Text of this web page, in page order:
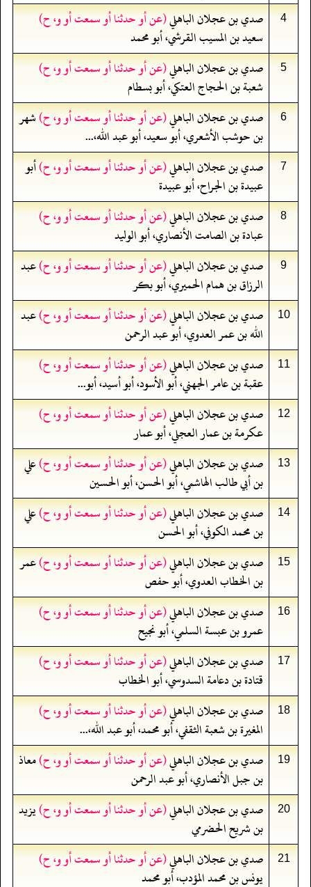
4 صدي بن عجلان الباهلي(عن أو حدثنا أو سمعت أو و، ح)
سعيد بن المسيب القرشي، أبو محمد
5 صدي بن عجلان الباهلي(عن أو حدثنا أو سمعت أو و، ح)
شعبة بن الحجاج العتكي، أبو بسطام
6 صدي بن عجلان الباهلي(عن أو حدثنا أو سمعت أو و، ح)شهر
بن حوشب الأشعري، أبو سعيد، أبو عبد الله،...
7 صدي بن عجلان الباهلي(عن أو حدثنا أو سمعت أو و، ح)أبو
عبيدة بن الجراح، أبو عبيدة
8 صدي بن عجلان الباهلي(عن أو حدثنا أو سمعت أو و، ح)
عبادة بن الصامت الأنصاري، أبو الوليد
9 صدي بن عجلان الباهلي(عن أو حدثنا أو سمعت أو و، ح)عبد
الرزاق بن همام الحميري، أبو بكر
10 صدي بن عجلان الباهلي(عن أو حدثنا أو سمعت أو و، ح)عبد
الله بن عمر العدوي، أبو عبد الرحمن
11 صدي بن عجلان الباهلي(عن أو حدثنا أو سمعت أو و، ح)
عقبة بن عامر الجهني، أبو الأسود، أبو أسيد، أبو...
12 صدي بن عجلان الباهلي(عن أو حدثنا أو سمعت أو و، ح)
عكرمة بن عمار العجلي، أبو عمار
13 صدي بن عجلان الباهلي(عن أو حدثنا أو سمعت أو و، ح)علي
بن أبي طالب الهاشمي، أبو الحسن، أبو الحسين
14 صدي بن عجلان الباهلي(عن أو حدثنا أو سمعت أو و، ح)علي
بن محمد الكوفي، أبو الحسن
15 صدي بن عجلان الباهلي(عن أو حدثنا أو سمعت أو و، ح)عمر
بن الخطاب العدوي، أبو حفص
16 صدي بن عجلان الباهلي(عن أو حدثنا أو سمعت أو و، ح)
عمرو بن عبسة السلمي، أبو نجيح
17 صدي بن عجلان الباهلي(عن أو حدثنا أو سمعت أو و، ح)
قتادة بن دعامة السدوسي، أبو الخطاب
18 صدي بن عجلان الباهلي(عن أو حدثنا أو سمعت أو و، ح)
المغيرة بن شعبة الثقفي، أبو محمد، أبو عبد الله،...
19 صدي بن عجلان الباهلي(عن أو حدثنا أو سمعت أو و، ح)معاذ
بن جبل الأنصاري، أبو عبد الرحمن
20 صدي بن عجلان الباهلي(عن أو حدثنا أو سمعت أو و، ح)يزيد
بن شريح الحضرمي
21 صدي بن عجلان الباهلي(عن أو حدثنا أو سمعت أو و، ح)
يونس بن محمد المؤدب، أبو محمد